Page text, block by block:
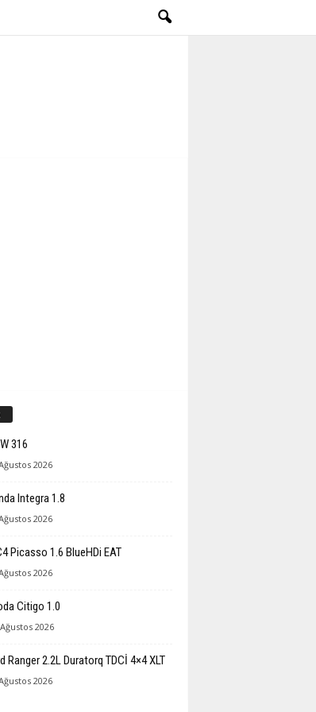
316
2026
Integra 1.8
2026
Picasso 1.6 BlueHDi EAT
2026
Citigo 1.0
2026
Ranger 2.2L Duratorq TDCİ 4×4 XLT
2026